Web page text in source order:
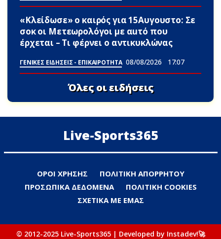
«Κλείδωσε» ο καιρός για 15Αυγουστο: Σε
σoκ οι Μετεωρολόγοι με αuτό που
έρχεται – Τι φέρνει ο αντικυκλώνας
ΓΕΝΙΚΕΣ ΕΙΔΗΣΕΙΣ - ΕΠΙΚΑΙΡΟΤΗΤΑ 08/08/2026 17:07
Όλες οι ειδήσεις
Live-Sports365
ΟΡΟΙ ΧΡΗΣΗΣ
ΠΟΛΙΤΙΚΗ ΑΠΟΡΡΗΤΟΥ
ΠΡΟΣΩΠΙΚΑ ΔΕΔΟΜΕΝΑ
ΠΟΛΙΤΙΚΗ COOKIES
ΣΧΕΤΙΚΑ ΜΕ ΕΜΑΣ
© 2012-2025 Live-Sports365 | Developed by Instadev!🚀